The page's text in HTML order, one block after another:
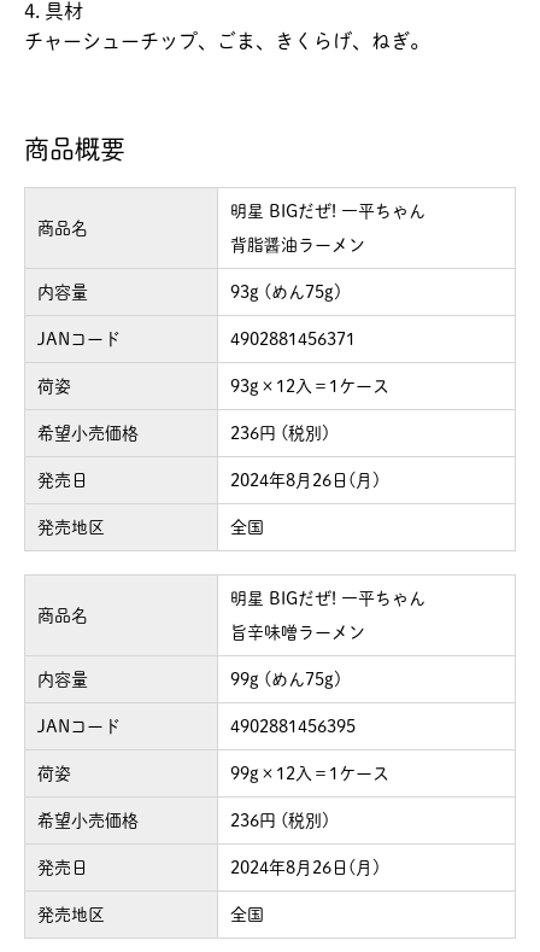
4. 具材
チャーシューチップ、ごま、きくらげ、ねぎ。
商品概要
商品名
明星 BIGだぜ! 一平ちゃん
背脂醤油ラーメン
内容量 93g (めん75g)
JANコード 4902881456371
荷姿 93g×12入＝1ケース
希望小売価格 236円 (税別)
発売日 2024年8月26日(月)
発売地区 全国
商品名
明星 BIGだぜ! 一平ちゃん
旨辛味噌ラーメン
内容量 99g (めん75g)
JANコード 4902881456395
荷姿 99g×12入＝1ケース
希望小売価格 236円 (税別)
発売日 2024年8月26日(月)
発売地区 全国